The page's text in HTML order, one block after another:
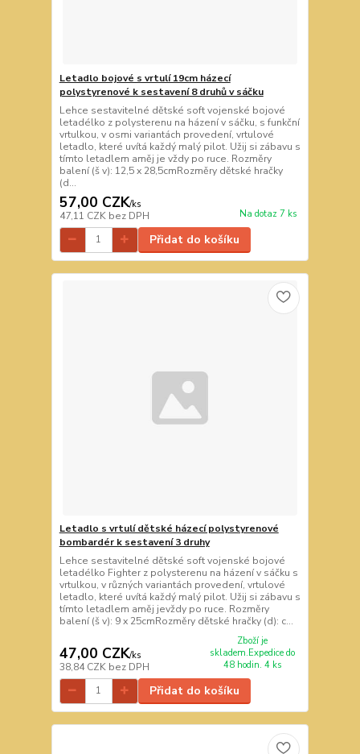
Letadlo bojové s vrtulí 19cm házecí
polystyrenové k sestavení 8 druhů v sáčku
Lehce sestavitelné dětské soft vojenské bojové
letadélko z polysterenu na házení v sáčku, s funkční
vrtulkou, v osmi variantách provedení, vrtulové
letadlo, které uvítá každý malý pilot. Užij si zábavu s
tímto letadlem aměj je vždy po ruce. Rozměry
balení (š v): 12,5 x 28,5cmRozměry dětské hračky
(d...
57,00 CZK/ks
47,11 CZK bez DPH Na dotaz 7 ks
Přidat do košíku
Letadlo s vrtulí dětské házecí polystyrenové
bombardér k sestavení 3 druhy
Lehce sestavitelné dětské soft vojenské bojové
letadélko Fighter z polysterenu na házení v sáčku s
vrtulkou, v různých variantách provedení, vrtulové
letadlo, které uvítá každý malý pilot. Užij si zábavu s
tímto letadlem aměj jevždy po ruce. Rozměry
balení (š v): 9 x 25cmRozměry dětské hračky (d): c...
47,00 CZK/ks
38,84 CZK bez DPH
Zboží je
skladem.Expedice do
48 hodin. 4 ks
Přidat do košíku